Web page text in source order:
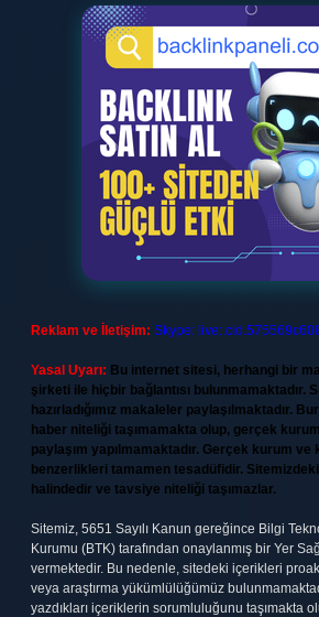
Reklam ve İletişim: Skype:
Yasal Uyarı: Bu internet sitesi, herhangi bir
şirketi ile hiçbir bağlantısı bulunmamaktadır.
hazırladığımız makaleler paylaşılmaktadır.
haber niteliği taşımamakta olup, gerçek
paylaşım yapılmamaktadır. Gerçek kurum ve
benzerlikleri tamamen tesadüfidir.
halindedir ve tavsiye niteliği taşımazlar.
Sitemiz, 5651 Sayılı Kanun gereğince Bilgi
Kurumu (BTK) tarafından onaylanmış bir Yer
vermektedir. Bu nedenle, sitedeki içerikleri
veya araştırma yükümlülüğümüz
yazdıkları içeriklerin sorumluluğunu taşımakta